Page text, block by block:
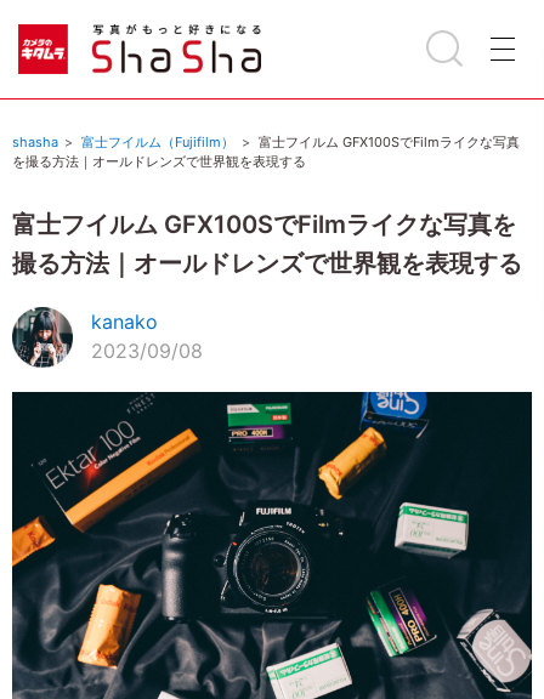
shasha 富士フイルム（Fujifilm）
富士フイルム GFX100SでFilmライクな写真
を撮る方法｜オールドレンズで世界観を表現する
富士フイルム GFX100SでFilmライクな写真を
撮る方法｜オールドレンズで世界観を表現する
kanako
2023/09/08